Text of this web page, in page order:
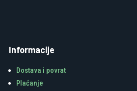
Informacije
Dostava i povrat
Plaćanje